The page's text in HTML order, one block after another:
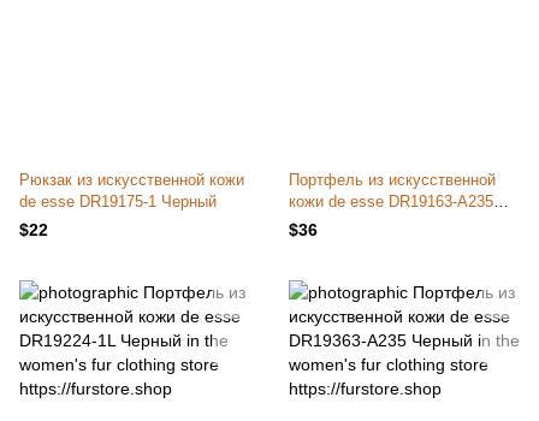
Рюкзак из искусственной кожи
de esse DR19175-1 Черный
$22
Портфель из искусственной
кожи de esse DR19163-A235
Черный
$36